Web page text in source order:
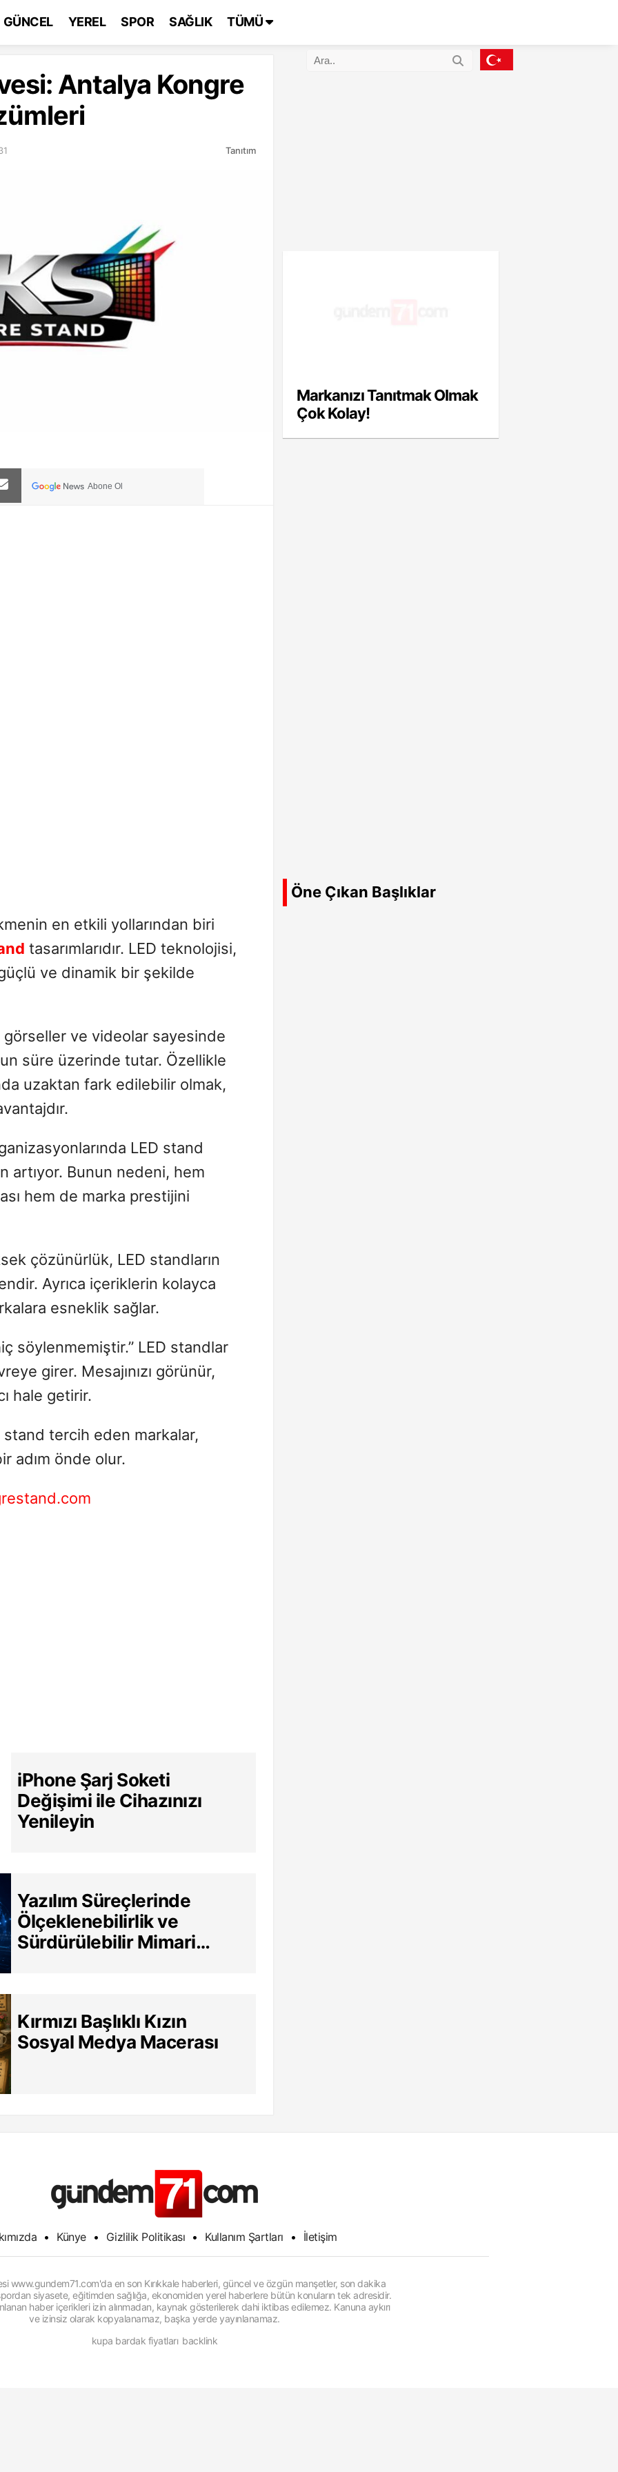
GÜNCEL YEREL SPOR SAĞLIK TÜMÜ
Antalya Kongre
Tanıtım
Abone Ol
en etkili yollarından biri
tasarımlarıdır. LED teknolojisi,
güçlü ve dinamik bir şekilde
ve videolar sayesinde
süre üzerinde tutar. Özellikle
uzaktan fark edilebilir olmak,
LED stand
artıyor. Bunun nedeni, hem
hem de marka prestijini
çözünürlük, LED standların
Ayrıca içeriklerin kolayca
esneklik sağlar.
söylenmemiştir.” LED standlar
girer. Mesajınızı görünür,
hale getirir.
stand tercih eden markalar,
adım önde olur.
iPhone Şarj Soketi
Değişimi ile Cihazınızı
Yenileyin
Yazılım Süreçlerinde
Ölçeklenebilirlik ve
Sürdürülebilir Mimari
Kırmızı Başlıklı Kızın
Sosyal Medya Macerası
Markanızı Tanıtmak Olmak
Çok Kolay!
Öne Çıkan Başlıklar
• Künye • Gizlilik Politikası • Kullanım Şartları • İletişim
www.gundem71.com'da en son Kırıkkale haberleri, güncel ve özgün manşetler, son dakika
siyasete, eğitimden sağlığa, ekonomiden yerel haberlere bütün konuların tek adresidir.
haber içerikleri izin alınmadan, kaynak gösterilerek dahi iktibas edilemez. Kanuna aykırı
ve izinsiz olarak kopyalanamaz, başka yerde yayınlanamaz.
kupa bardak fiyatları backlink